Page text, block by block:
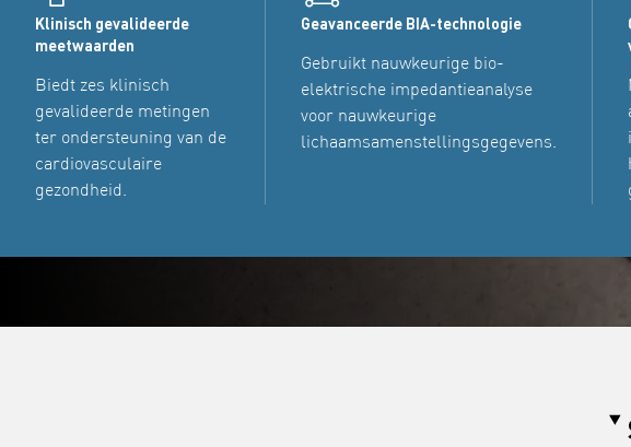
Klinisch gevalideerde
meetwaarden
Biedt zes klinisch
gevalideerde metingen
ter ondersteuning van de
cardiovasculaire
gezondheid.
Geavanceerde BIA-technologie
Gebruikt nauwkeurige bio-
elektrische impedantieanalyse
voor nauwkeurige
lichaamsamenstellingsgegevens.